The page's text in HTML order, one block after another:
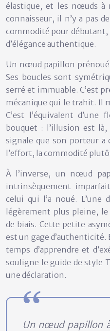
élastique, et les nœuds à
connaisseur, il n’y a pas
commodité pour débutant,
d’élégance authentique.
Un nœud papillon
Ses boucles sont
serré et immuable. C’est
mécanique qui le trahit. Il
C’est l’équivalent
bouquet : l’illusion est là,
signale que son porteur
l’effort, la commodité
À l’inverse, un nœud
intrinsèquement
celui qui l’a noué. L’une
légèrement plus pleine,
de biais. Cette petite
est un gage d’authenticité.
temps d’apprendre et
souligne le guide de style
une déclaration.
Un nœud papillon